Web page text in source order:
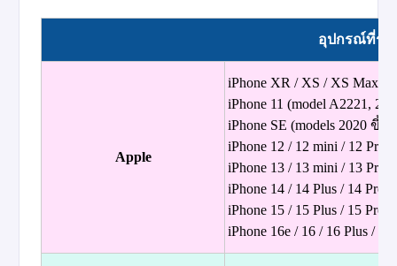
อุปกรณ์ที่รอ
Apple
iPhone XR / XS / XS Max
iPhone 11 (model A2221,
iPhone SE (models 2020 ขึ้น
iPhone 12 / 12 mini / 12 Pro
iPhone 13 / 13 mini / 13 Pro
iPhone 14 / 14 Plus / 14 Pro /
iPhone 15 / 15 Plus / 15 Pro /
iPhone 16e / 16 / 16 Plus /